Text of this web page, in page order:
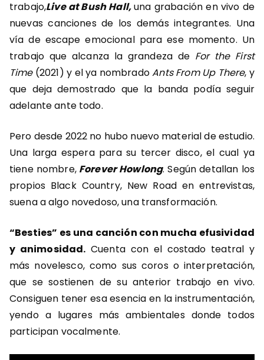
trabajo,Live at Bush Hall,una grabación en vivo de
nuevas canciones de los demás integrantes. Una
vía de escape emocional para ese momento. Un
trabajo que alcanza la grandeza de For the First
Time(2021) y el ya nombradoAnts From Up There, y
que deja demostrado que la banda podía seguir
adelante ante todo.
Pero desde 2022 no hubo nuevo material de estudio.
Una larga espera para su tercer disco, el cual ya
tiene nombre, Forever Howlong. Según detallan los
propios Black Country, New Road en entrevistas,
suena a algo novedoso, una transformación.
“Besties” es una canción con mucha efusividad
y animosidad. Cuenta con el costado teatral y
más novelesco, como sus coros o interpretación,
que se sostienen de su anterior trabajo en vivo.
Consiguen tener esa esencia en la instrumentación,
yendo a lugares más ambientales donde todos
participan vocalmente.